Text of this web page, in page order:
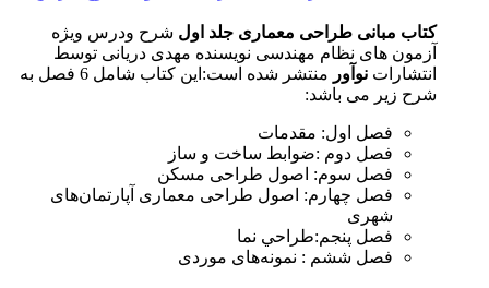
کتاب مبانی طراحی معماری جلد اول شرح ودرس ویژه
آزمون های نظام مهندسی نویسنده مهدی دریانی توسط
انتشارات نوآور
منتشر شده است:این کتاب شامل 6 فصل به
شرح زیر می باشد:
فصل اول: مقدمات
فصل دوم :ضوابط ساخت و ساز
فصل سوم: اصول طراحی مسکن
فصل چهارم: اصول طراحی معماری آپارتمان‌های
شهری
فصل پنجم:طراحي نما
فصل ششم : نمونه‌های موردی